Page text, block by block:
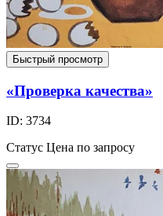
Быстрый просмотр
«Проверка качества»
ID: 3734
Статус Цена по запросу